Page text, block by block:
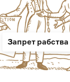
Запрет рабства